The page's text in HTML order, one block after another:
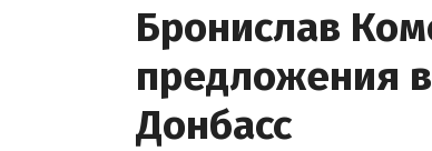
Бронислав
предложения
Донбасс